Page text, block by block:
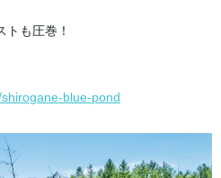
も圧巻！
blue-pond